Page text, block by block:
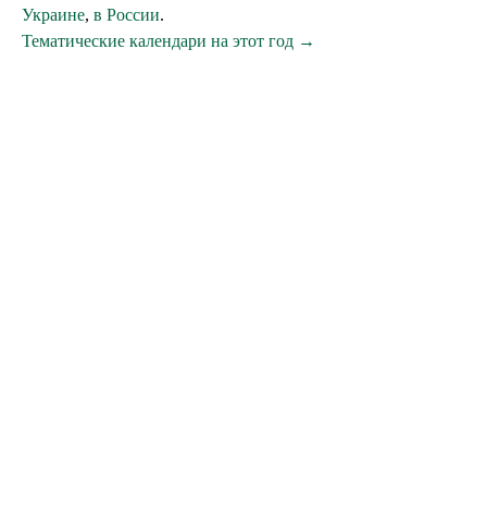
Украине, в России.
Тематические календари на этот год →